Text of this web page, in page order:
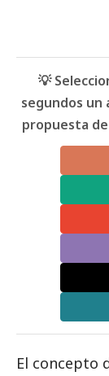
💡
segundos un
propuesta
El concepto